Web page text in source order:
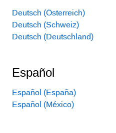
Deutsch (Österreich)
Deutsch (Schweiz)
Deutsch (Deutschland)
Español
Español (España)
Español (México)